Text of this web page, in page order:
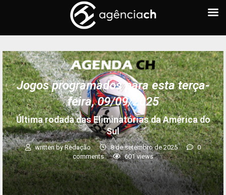
Jogos programados para esta terça-
feira, 09/09/2025
Última rodada das Eliminatórias da América do
Sul
written byRedação 8 de setembro de 2025
0
comments
601views